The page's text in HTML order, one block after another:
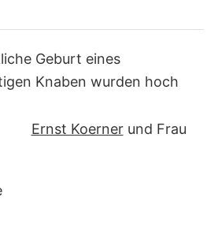
Geburt eines
Knaben wurden hoch
Ernst Koernerund Frau